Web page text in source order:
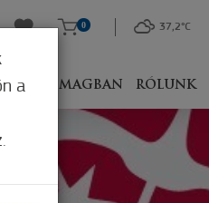
CSOMAGBAN RÓLUNK
0 37,2°C
a